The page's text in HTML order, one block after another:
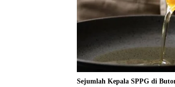
Sejumlah Kepala SPPG di